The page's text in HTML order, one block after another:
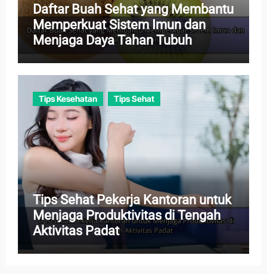
Daftar Buah Sehat yang Membantu
Memperkuat Sistem Imun dan
Menjaga Daya Tahan Tubuh
Tips Kesehatan Tips Sehat
Tips Sehat Pekerja Kantoran untuk
Menjaga Produktivitas di Tengah
Aktivitas Padat